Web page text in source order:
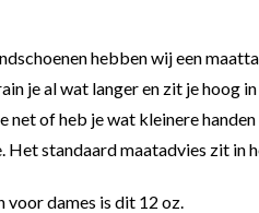
hebben wij een
je al wat langer en zit je hoog
of heb je wat kleinere
standaard maatadvies zit in
voor dames is dit 12 oz.